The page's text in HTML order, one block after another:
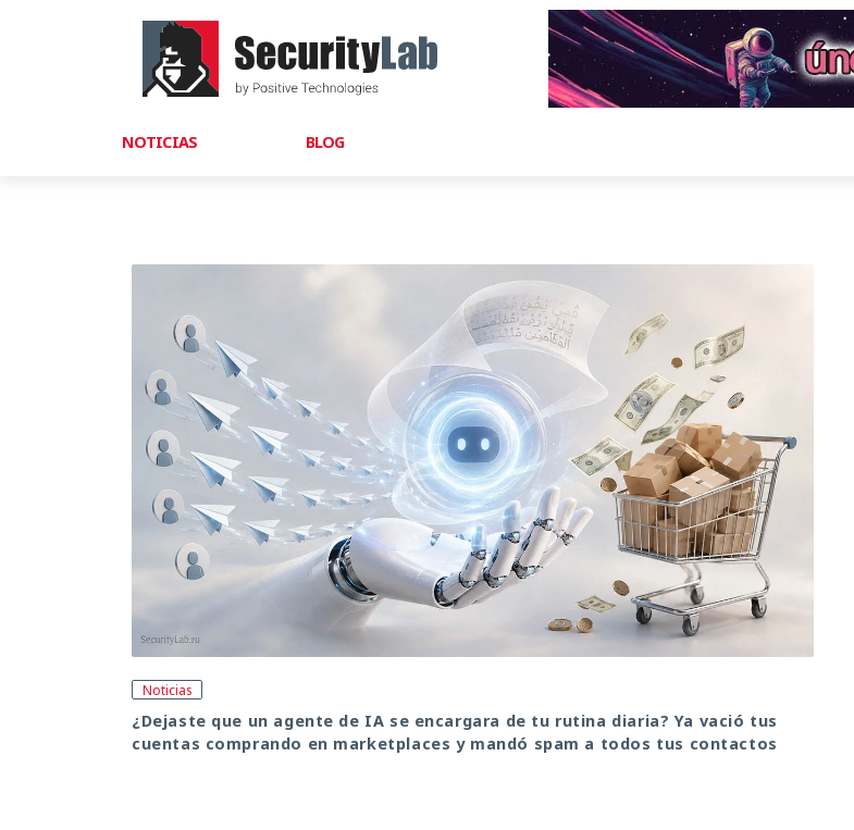
NOTICIAS BLOG
Noticias
¿Dejaste que un agente de IA se encargara de tu rutina diaria? Ya vació tus
cuentas comprando en marketplaces y mandó spam a todos tus contactos